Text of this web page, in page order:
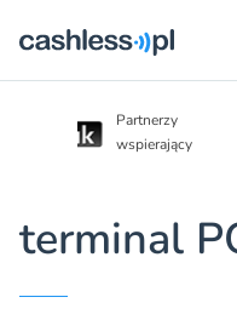
Partnerzy
wspierający
terminal